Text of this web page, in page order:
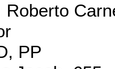
Roberto
PP